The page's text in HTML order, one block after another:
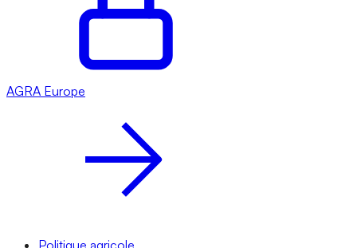
AGRA Europe
Politique agricole